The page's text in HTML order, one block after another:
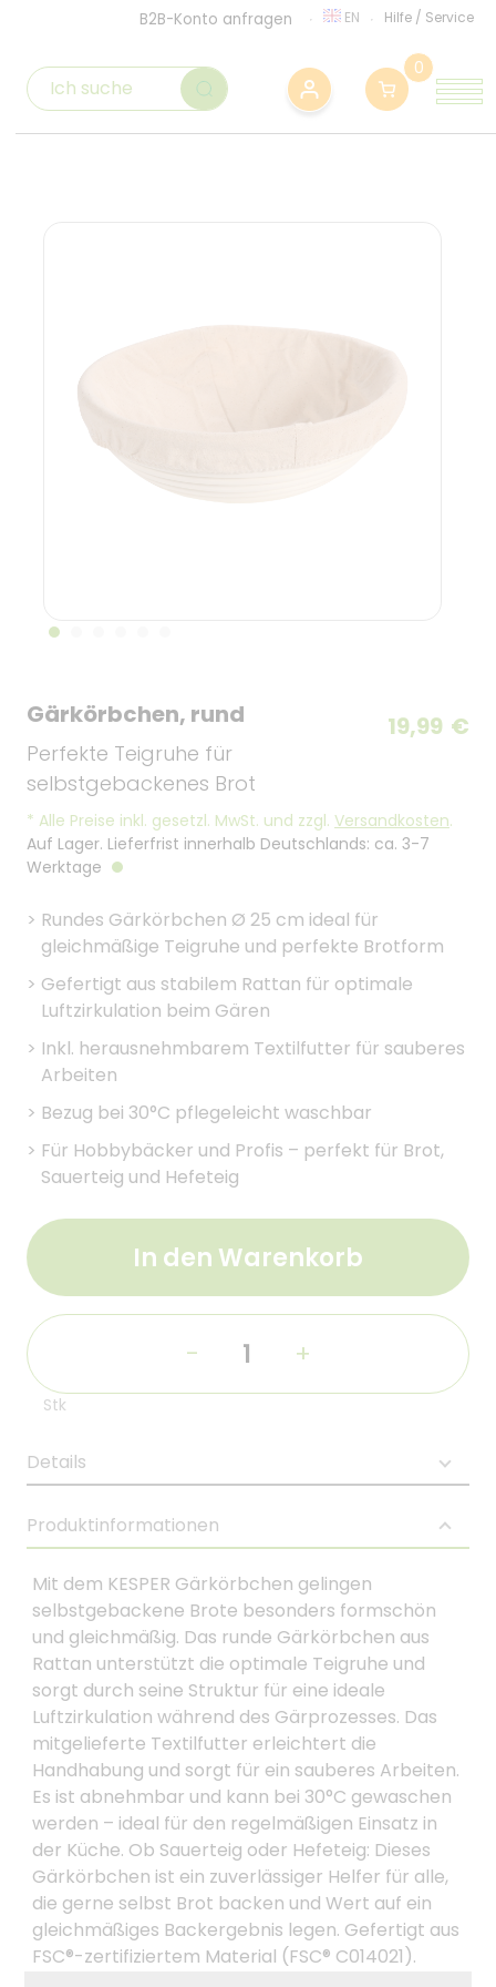
B2B-Konto anfragen EN Hilfe / Service
0
Gärkörbchen, rund
Perfekte Teigruhe für
selbstgebackenes Brot
19,99 €
* Alle Preise inkl. gesetzl. MwSt. und zzgl. Versandkosten.
Auf Lager. Lieferfrist innerhalb Deutschlands: ca. 3-7
Werktage
> Rundes Gärkörbchen Ø 25 cm ideal für
gleichmäßige Teigruhe und perfekte Brotform
> Gefertigt aus stabilem Rattan für optimale
Luftzirkulation beim Gären
> Inkl. herausnehmbarem Textilfutter für sauberes
Arbeiten
> Bezug bei 30°C pflegeleicht waschbar
> Für Hobbybäcker und Profis – perfekt für Brot,
Sauerteig und Hefeteig
In den Warenkorb
- +
Stk
Details
Produktinformationen
Mit dem KESPER Gärkörbchen gelingen
selbstgebackene Brote besonders formschön
und gleichmäßig. Das runde Gärkörbchen aus
Rattan unterstützt die optimale Teigruhe und
sorgt durch seine Struktur für eine ideale
Luftzirkulation während des Gärprozesses. Das
mitgelieferte Textilfutter erleichtert die
Handhabung und sorgt für ein sauberes Arbeiten.
Es ist abnehmbar und kann bei 30°C gewaschen
werden – ideal für den regelmäßigen Einsatz in
der Küche. Ob Sauerteig oder Hefeteig: Dieses
Gärkörbchen ist ein zuverlässiger Helfer für alle,
die gerne selbst Brot backen und Wert auf ein
gleichmäßiges Backergebnis legen. Gefertigt aus
FSC®-zertifiziertem Material (FSC® C014021).